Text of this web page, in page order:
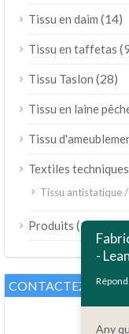
Tissu en daim (14)
Tissu en taffetas
Tissu Taslon (28)
Tissu en laine
Tissu
Textiles techniques
Tissu antistatique /
Produits (189)
CONTACTEZ-NOUS
-
Any
العربية
Bahasa
Polski
Bahasa